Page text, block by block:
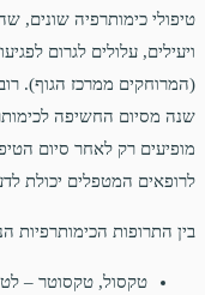
טיפולי כימותרפיה שונים,
ויעילים, עלולים לגרום
(המרוחקים ממרכז הגוף).
שנה מסיום החשיפה
מופיעים רק לאחר סיום
לרופאים המטפלים יכולת
בין התרופות הכימותרפיות
טקסול, טקסוטר –